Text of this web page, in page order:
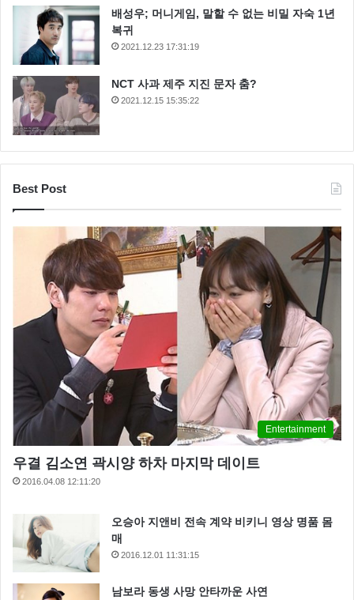
배성우; 머니게임, 말할 수 없는 비밀 자숙 1년
복귀
2021.12.23 17:31:19
NCT 사과 제주 지진 문자 춤?
2021.12.15 15:35:22
Best Post
Entertainment
우결 김소연 곽시양 하차 마지막 데이트
2016.04.08 12:11:20
오승아 지앤비 전속 계약 비키니 영상 명품 몸
매
2016.12.01 11:31:15
남보라 동생 사망 안타까운 사연